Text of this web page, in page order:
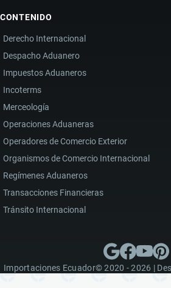
CONTENIDO
Derecho Internacional
Despacho Aduanero
Impuestos Aduaneros
Incoterms
Merceología
Operaciones Aduaneras
Operadores de Comercio Exterior
Organismos de Comercio Internacional
Regímenes Aduaneros
Transacciones Financieras
Tránsito Internacional
Importaciones Ecuador© 2020 - 2026 |